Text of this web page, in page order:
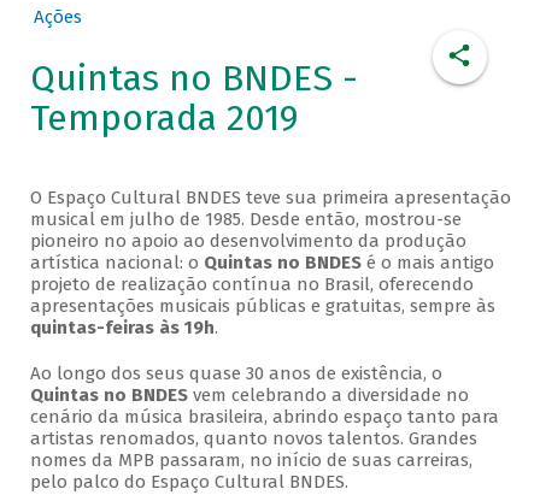
Ações
Quintas no BNDES -
Temporada 2019
O Espaço Cultural BNDES teve sua primeira apresentação
musical em julho de 1985. Desde então, mostrou-se
pioneiro no apoio ao desenvolvimento da produção
artística nacional: o Quintas no BNDESé o mais antigo
projeto de realização contínua no Brasil, oferecendo
apresentações musicais públicas e gratuitas, sempre às
quintas-feiras às 19h.
Ao longo dos seus quase 30 anos de existência, o
Quintas no BNDESvem celebrando a diversidade no
cenário da música brasileira, abrindo espaço tanto para
artistas renomados, quanto novos talentos. Grandes
nomes da MPB passaram, no início de suas carreiras,
pelo palco do Espaço Cultural BNDES.